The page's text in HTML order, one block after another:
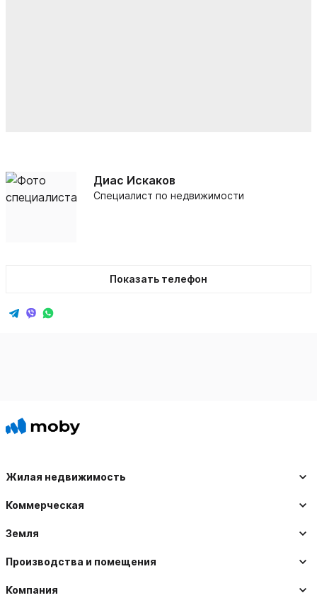
Диас Искаков
Специалист по недвижимости
Показать телефон
Жилая недвижимость
Коммерческая
Земля
Производства и помещения
Компания